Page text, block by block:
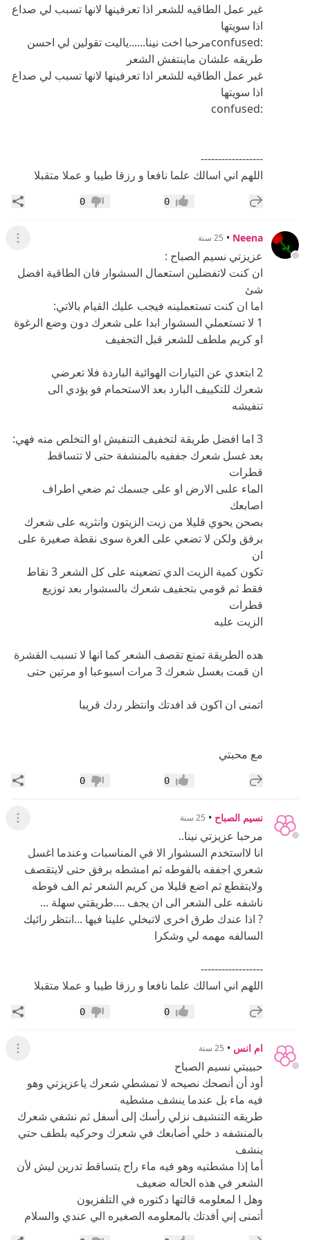
غير عمل الطاقيه للشعر اذا تعرفينها لانها تسبب لي صداع
اذا سويتها
:confusedمرحبا اخت نينا......ياليت تقولين لي احسن
طريقه علشان ماينتفش الشعر
غير عمل الطاقيه للشعر اذا تعرفينها لانها تسبب لي صداع
اذا سويتها
:confused
------------------
اللهم اني اسالك علما نافعا و رزقا طيبا و عملا متقبلا
إضافة رد جديد إعجاب0 عدم إعجاب
0
Neena
• 25 سنة عرض
عزيزتي نسيم الصباح :
ان كنت لاتفضلين استعمال السشوار فان الطاقية افضل
شئ
اما ان كنت تستعملينه فيجب عليك القيام بالاتي:
1 لا تستعملي السشوار ابدا على شعرك دون وضع الرغوة
او كريم ملطف للشعر قبل التجفيف
2 ابتعدي عن التيارات الهوائية الباردة فلا تعرضي
شعرك للتكييف البارد بعد الاستحمام فو يؤدي الى
تنفيشه
3 اما افضل طريقة لتخفيف التنفيش او التخلص منه فهي:
بعد غسل شعرك جففيه بالمنشفة حتى لا تتساقط
قطرات
الماء علىى الارض او على جسمك ثم ضعي اطراف
اصابعك
بصحن يحوي قليلا من زيت الزيتون وانثريه على شعرك
برفق ولكن لا تضعي على الغرة سوى نقطة صغيرة على
ان
تكون كمية الزيت الدي تضعينه على كل الشعر 3 نقاط
فقط ثم قومي بتجفيف شعرك بالسشوار بعد توزيع
قطرات
الزيت عليه
هده الطريقة تمنع تقصف الشعر كما انها لا تسبب القشرة
ان قمت بغسل شعرك 3 مرات اسبوعبا او مرتين حتى
اتمنى ان اكون قد افدتك وانتظر ردك قريبا
مع محبتي
إضافة رد جديد إعجاب0 عدم إعجاب
0
نسيم الصباح • 25 سنة عرض
مرحبا عزيزتي نينا..
انا لااستخدم السشوار الا في المناسبات وعندما اغسل
شعري اجففه بالفوطه ثم امشطه برفق حتى لايتقصف
ولايتقطع ثم اضع قليلا من كريم الشعر ثم الف فوطه
ناشفه على الشعر الى ان يجف ....طريقتي سهلة ...
? اذا عندك طرق اخرى لاتبخلي علينا فيها ...انتظر رائيك
السالفه مهمه لي وشكرا
------------------
اللهم اني اسالك علما نافعا و رزقا طيبا و عملا متقبلا
إضافة رد جديد إعجاب0 عدم إعجاب
0
ام انس • 25 سنة عرض
حبيبتي نسيم الصباح
أود أن أنصحك نصيحه لا تمشطي شعرك ياعزيزتي وهو
فيه ماء بل عندما ينشف مشطيه
طريقه التنشيف نزلي رأسك إلى أسفل ثم نشفي شعرك
بالمنشفه د خلي أصابعك في شعرك وحركيه بلطف حتي
ينشف
أما إذا مشطتيه وهو فيه ماء راح يتساقط تدرين ليش لأن
الشعر في هذه الحاله ضعيف
وهل ا لمعلومه قالتها دكتوره في التلفزيون
أتمنى إني أفدتك بالمعلومه الصغيره الي عندي والسلام